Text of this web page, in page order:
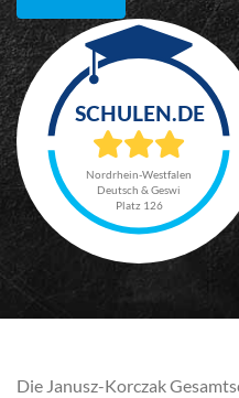
Nordrhein-Westfalen
Deutsch & Geswi
Platz 126
Die Janusz-Korczak